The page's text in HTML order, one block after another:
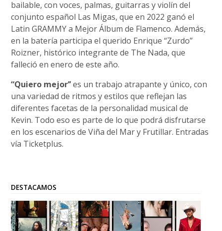
bailable, con voces, palmas, guitarras y violín del
conjunto español Las Migas, que en 2022 ganó el
Latin GRAMMY a Mejor Álbum de Flamenco. Además,
en la batería participa el querido Enrique “Zurdo”
Roizner, histórico integrante de The Nada, que
falleció en enero de este año.
“Quiero mejor’’es un trabajo atrapante y único, con
una variedad de ritmos y estilos que reflejan las
diferentes facetas de la personalidad musical de
Kevin. Todo eso es parte de lo que podrá disfrutarse
en los escenarios de Viña del Mar y Frutillar. Entradas
vía Ticketplus.
DESTACAMOS